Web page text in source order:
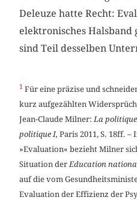
Deleuze hatte Recht:
elektronisches Halsband
sind Teil desselben
1 Für eine präzise und
kurz aufgezählten
Jean-Claude Milner:La
politique I, Paris 2011, S. 18ff. –
»Evaluation« bezieht Milner
Situation derEducation
auf die vom
Evaluation der Effizienz der